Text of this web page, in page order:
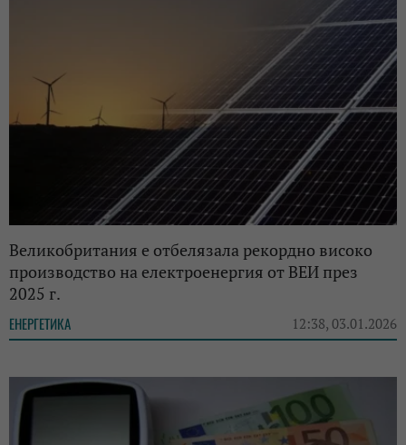
Великобритания е отбелязала рекордно високо
производство на електроенергия от ВЕИ през
2025 г.
ЕНЕРГЕТИКА 12:38, 03.01.2026